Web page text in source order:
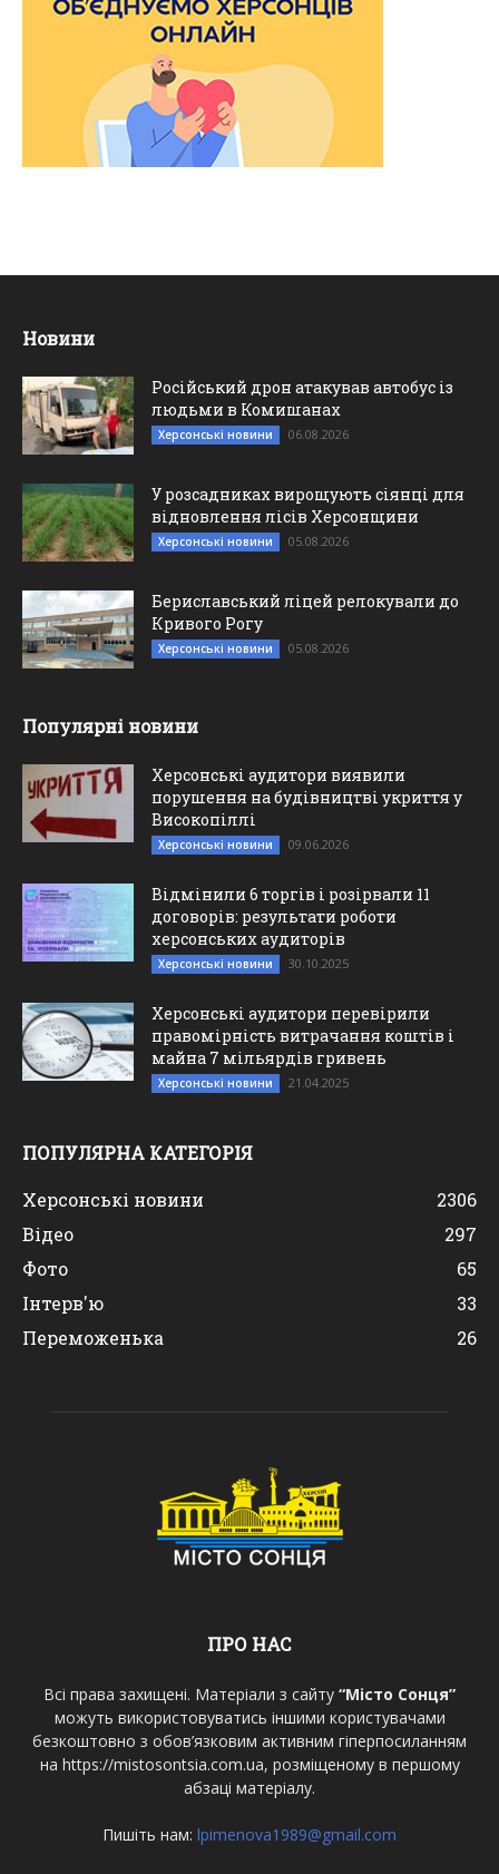
Новини
Російський дрон атакував автобус із
людьми в Комишанах
Херсонські новини 06.08.2026
У розсадниках вирощують сіянці для
відновлення лісів Херсонщини
Херсонські новини 05.08.2026
Бериславський ліцей релокували до
Кривого Рогу
Херсонські новини 05.08.2026
Популярні новини
Херсонські аудитори виявили
порушення на будівництві укриття у
Високопіллі
Херсонські новини 09.06.2026
Відмінили 6 торгів і розірвали 11
договорів: результати роботи
херсонських аудиторів
Херсонські новини 30.10.2025
Херсонські аудитори перевірили
правомірність витрачання коштів і
майна 7 мільярдів гривень
Херсонські новини 21.04.2025
ПОПУЛЯРНА КАТЕГОРІЯ
Херсонські новини
2306
Відео
297
Фото
65
Інтерв'ю
33
Переможенька
26
ПРО НАС
Всі права захищені. Матеріали з сайту “Місто Сонця”
можуть використовуватись іншими користувачами
безкоштовно з обов’язковим активним гіперпосиланням
на https://mistosontsia.com.ua, розміщеному в першому
абзаці матеріалу.
Пишіть нам: lpimenova1989@gmail.com